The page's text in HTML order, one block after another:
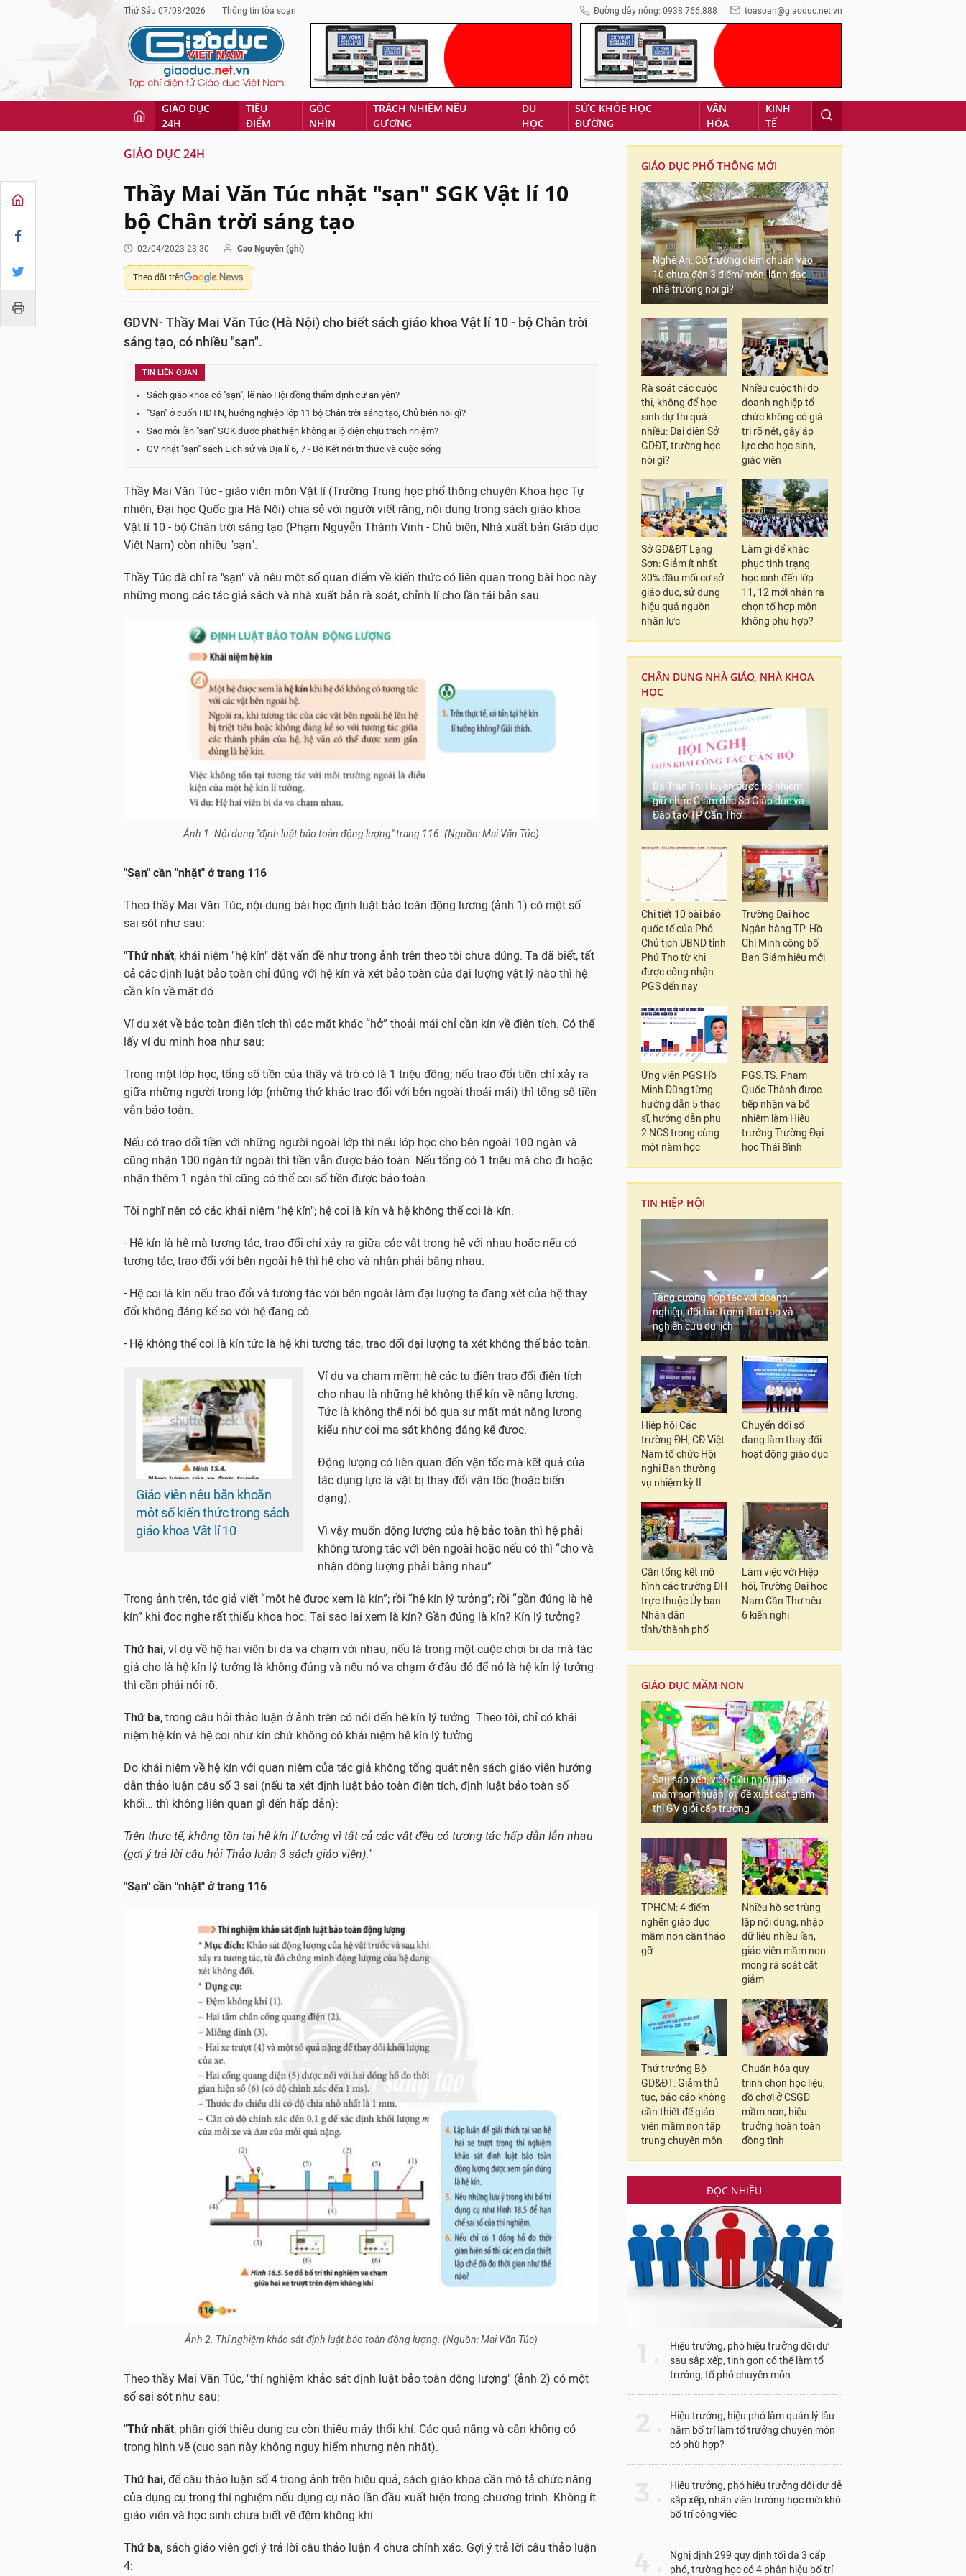
Thứ Sáu 07/08/2026 Thông tin tòa soạn Đường dây nóng: 0938.766.888 toasoan@giaoduc.net.vn
GIÁO DỤC
24H
TIÊU
ĐIỂM
GÓC
NHÌN
TRÁCH NHIỆM NÊU
GƯƠNG
DU
HỌC
SỨC KHỎE HỌC
ĐƯỜNG
VĂN
HÓA
KINH
TẾ
GIÁO DỤC 24H
Thầy Mai Văn Túc nhặt "sạn" SGK Vật lí 10
bộ Chân trời sáng tạo
02/04/2023 23:30 Cao Nguyên (ghi)
Theo dõi trên
GDVN- Thầy Mai Văn Túc (Hà Nội) cho biết sách giáo khoa Vật lí 10 - bộ Chân trời
sáng tạo, có nhiều "sạn".
TIN LIÊN QUAN
Sách giáo khoa có "sạn", lẽ nào Hội đồng thẩm định cứ an yên?
"Sạn" ở cuốn HĐTN, hướng nghiệp lớp 11 bộ Chân trời sáng tạo, Chủ biên nói gì?
Sao mỗi lần "sạn" SGK được phát hiện không ai lộ diện chịu trách nhiệm?
GV nhặt "sạn" sách Lịch sử và Địa lí 6, 7 - Bộ Kết nối tri thức và cuộc sống
Thầy Mai Văn Túc - giáo viên môn Vật lí (Trường Trung học phổ thông chuyên Khoa học Tự
nhiên, Đại học Quốc gia Hà Nội) chia sẻ với người viết rằng, nội dung trong sách giáo khoa
Vật lí 10 - bộ Chân trời sáng tạo (Phạm Nguyễn Thành Vinh - Chủ biên, Nhà xuất bản Giáo dục
Việt Nam) còn nhiều "sạn".
Thầy Túc đã chỉ ra "sạn" và nêu một số quan điểm về kiến thức có liên quan trong bài học này
những mong các tác giả sách và nhà xuất bản rà soát, chỉnh lí cho lần tái bản sau.
Ảnh 1. Nội dung "định luật bảo toàn động lượng" trang 116. (Nguồn: Mai Văn Túc)
"Sạn" cần "nhặt" ở trang 116
Theo thầy Mai Văn Túc, nội dung bài học định luật bảo toàn động lượng (ảnh 1) có một số
sai sót như sau:
"Thứ nhất, khái niệm "hệ kín" đặt vấn đề như trong ảnh trên theo tôi chưa đúng. Ta đã biết, tất
cả các định luật bảo toàn chỉ đúng với hệ kín và xét bảo toàn của đại lượng vật lý nào thì hệ
cần kín về mặt đó.
Ví dụ xét về bảo toàn điện tích thì các mặt khác “hở” thoải mái chỉ cần kín về điện tích. Có thể
lấy ví dụ minh họa như sau:
Trong một lớp học, tổng số tiền của thầy và trò có là 1 triệu đồng; nếu trao đổi tiền chỉ xảy ra
giữa những người trong lớp (những thứ khác trao đổi với bên ngoài thoải mái) thì tổng số tiền
vẫn bảo toàn.
Nếu có trao đổi tiền với những người ngoài lớp thì nếu lớp học cho bên ngoài 100 ngàn và
cũng nhận 100 ngàn từ ngoài thì tiền vẫn được bảo toàn. Nếu tổng có 1 triệu mà cho đi hoặc
nhận thêm 1 ngàn thì cũng có thể coi số tiền được bảo toàn.
Tôi nghĩ nên có các khái niệm "hệ kín"; hệ coi là kín và hệ không thể coi là kín.
- Hệ kín là hệ mà tương tác, trao đổi chỉ xảy ra giữa các vật trong hệ với nhau hoặc nếu có
tương tác, trao đổi với bên ngoài hệ thì hệ cho và nhận phải bằng nhau.
- Hệ coi là kín nếu trao đổi và tương tác với bên ngoài làm đại lượng ta đang xét của hệ thay
đổi không đáng kể so với hệ đang có.
- Hệ không thể coi là kín tức là hệ khi tương tác, trao đổi đại lượng ta xét không thể bảo toàn.
Giáo viên nêu băn khoăn
một số kiến thức trong sách
giáo khoa Vật lí 10
Ví dụ va chạm mềm; hệ các tụ điện trao đổi điện tích
cho nhau là những hệ không thể kín về năng lượng.
Tức là không thể nói bỏ qua sự mất mát năng lượng
kiểu như coi ma sát không đáng kể được.
Động lượng có liên quan đến vận tốc mà kết quả của
tác dụng lực là vật bị thay đổi vận tốc (hoặc biến
dạng).
Vì vậy muốn động lượng của hệ bảo toàn thì hệ phải
không tương tác với bên ngoài hoặc nếu có thì “cho và
nhận động lượng phải bằng nhau”.
Trong ảnh trên, tác giả viết “một hệ được xem là kín”; rồi “hệ kín lý tưởng”; rồi “gần đúng là hệ
kín” khi đọc nghe rất thiếu khoa học. Tại sao lại xem là kín? Gần đúng là kín? Kín lý tưởng?
Thứ hai, ví dụ về hệ hai viên bi da va chạm với nhau, nếu là trong một cuộc chơi bi da mà tác
giả cho là hệ kín lý tưởng là không đúng và nếu nó va chạm ở đâu đó để nó là hệ kín lý tưởng
thì cần phải nói rõ.
Thứ ba, trong câu hỏi thảo luận ở ảnh trên có nói đến hệ kín lý tưởng. Theo tôi, chỉ có khái
niệm hệ kín và hệ coi như kín chứ không có khái niệm hệ kín lý tưởng.
Do khái niệm về hệ kín với quan niệm của tác giả không tổng quát nên sách giáo viên hướng
dẫn thảo luận câu số 3 sai (nếu ta xét định luật bảo toàn điện tích, định luật bảo toàn số
khối… thì không liên quan gì đến hấp dẫn):
Trên thực tế, không tồn tại hệ kín lí tưởng vì tất cả các vật đều có tương tác hấp dẫn lẫn nhau
(gợi ý trả lời câu hỏi Thảo luận 3 sách giáo viên)."
"Sạn" cần "nhặt" ở trang 116
Ảnh 2. Thí nghiệm khảo sát định luật bảo toàn động lượng. (Nguồn: Mai Văn Túc)
Theo thầy Mai Văn Túc, "thí nghiệm khảo sát định luật bảo toàn động lượng" (ảnh 2) có một
số sai sót như sau:
"Thứ nhất, phần giới thiệu dụng cụ còn thiếu máy thổi khí. Các quả nặng và cân không có
trong hình vẽ (cục sạn này không nguy hiểm nhưng nên nhặt).
Thứ hai, để câu thảo luận số 4 trong ảnh trên hiệu quả, sách giáo khoa cần mô tả chức năng
của dụng cụ trong thí nghiệm nếu dụng cụ nào lần đầu xuất hiện trong chương trình. Không ít
giáo viên và học sinh chưa biết về đệm không khí.
Thứ ba, sách giáo viên gợi ý trả lời câu thảo luận 4 chưa chính xác. Gợi ý trả lời câu thảo luận
4:
GIÁO DỤC PHỔ THÔNG MỚI
Nghệ An: Có trường điểm chuẩn vào
10 chưa đến 3 điểm/môn, lãnh đạo
nhà trường nói gì?
Rà soát các cuộc
thi, không để học
sinh dự thi quá
nhiều: Đại diện Sở
GDĐT, trường học
nói gì?
Nhiều cuộc thi do
doanh nghiệp tổ
chức không có giá
trị rõ nét, gây áp
lực cho học sinh,
giáo viên
Sở GD&ĐT Lạng
Sơn: Giảm ít nhất
30% đầu mối cơ sở
giáo dục, sử dụng
hiệu quả nguồn
nhân lực
Làm gì để khắc
phục tình trạng
học sinh đến lớp
11, 12 mới nhận ra
chọn tổ hợp môn
không phù hợp?
CHÂN DUNG NHÀ GIÁO, NHÀ KHOA
HỌC
Bà Trần Thị Huyền được bổ nhiệm
giữ chức Giám đốc Sở Giáo dục và
Đào tạo TP Cần Thơ
Chi tiết 10 bài báo
quốc tế của Phó
Chủ tịch UBND tỉnh
Phú Thọ từ khi
được công nhận
PGS đến nay
Trường Đại học
Ngân hàng TP. Hồ
Chí Minh công bố
Ban Giám hiệu mới
Ứng viên PGS Hồ
Minh Dũng từng
hướng dẫn 5 thạc
sĩ, hướng dẫn phụ
2 NCS trong cùng
một năm học
PGS.TS. Phạm
Quốc Thành được
tiếp nhận và bổ
nhiệm làm Hiệu
trưởng Trường Đại
học Thái Bình
TIN HIỆP HỘI
Tăng cường hợp tác với doanh
nghiệp, đối tác trong đào tạo và
nghiên cứu du lịch
Hiệp hội Các
trường ĐH, CĐ Việt
Nam tổ chức Hội
nghị Ban thường
vụ nhiệm kỳ II
Chuyển đổi số
đang làm thay đổi
hoạt động giáo dục
Cần tổng kết mô
hình các trường ĐH
trực thuộc Ủy ban
Nhân dân
tỉnh/thành phố
Làm việc với Hiệp
hội, Trường Đại học
Nam Cần Thơ nêu
6 kiến nghị
GIÁO DỤC MẦM NON
Sau sắp xếp, việc điều phối giáo viên
mầm non thuận lợi, đề xuất cắt giảm
thi GV giỏi cấp trường
TPHCM: 4 điểm
nghẽn giáo dục
mầm non cần tháo
gỡ
Nhiều hồ sơ trùng
lặp nội dung, nhập
dữ liệu nhiều lần,
giáo viên mầm non
mong rà soát cắt
giảm
Thứ trưởng Bộ
GD&ĐT: Giảm thủ
tục, báo cáo không
cần thiết để giáo
viên mầm non tập
trung chuyên môn
Chuẩn hóa quy
trình chọn học liệu,
đồ chơi ở CSGD
mầm non, hiệu
trưởng hoàn toàn
đồng tình
ĐỌC NHIỀU
Hiệu trưởng, phó hiệu trưởng dôi dư
sau sắp xếp, tinh gọn có thể làm tổ
trưởng, tổ phó chuyên môn
Hiệu trưởng, hiệu phó làm quản lý lâu
năm bố trí làm tổ trưởng chuyên môn
có phù hợp?
Hiệu trưởng, phó hiệu trưởng dôi dư dễ
sắp xếp, nhân viên trường học mới khó
bố trí công việc
Nghị định 299 quy định tối đa 3 cấp
phó, trường học có 4 phân hiệu bố trí